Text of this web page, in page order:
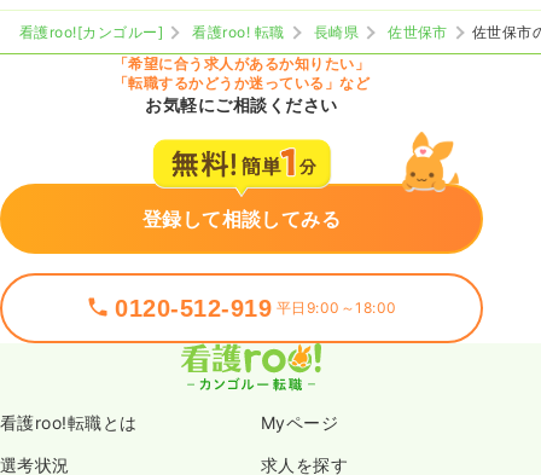
看護roo![カンゴルー] 看護roo! 転職 長崎県 佐世保市
佐世保市
「希望に合う求人があるか知りたい」
「転職するかどうか迷っている」など
お気軽にご相談ください
登録して相談してみる
0120-512-919 平日9:00～18:00
看護roo!転職とは Myページ
選考状況 求人を探す